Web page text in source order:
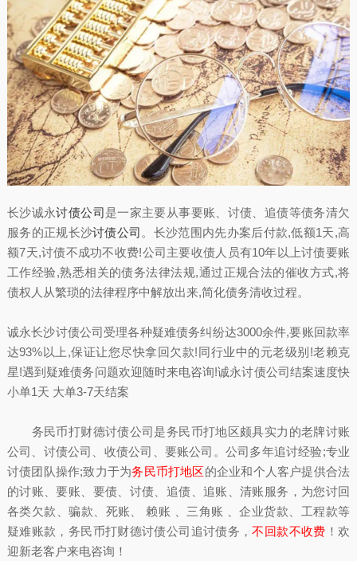
长沙诚永讨债公司是一家主要从事要账、讨债、追债等债务清欠
服务的正规长沙讨债公司 。长沙范围内先办案后付款,低额1天,高
额7天,讨债不成功不收费!公司主要收债人员有10年以上讨债要账
工作经验,熟悉相关的债务法律法规,通过正规合法的催收方式,将
债权人从繁琐的法律程序中解放出来,简化债务清收过程。
诚永长沙讨债公司受理各种疑难债务纠纷达3000余件,要账回款率
达93%以上,保证让您尽快拿回欠款!同行业中的元老级别!老赖克
星!遇到疑难债务问题欢迎随时来电咨询!诚永讨债公司结案速度快
小单1天 大单3-7天结案
务民币打财德讨债公司是务民币打地区颇具实力的老牌讨账
公司、讨债公司、收债公司、要账公司。公司多年追讨经验;专业
讨债团队操作;致力于为务民币打地区的企业和个人客户提供合法
的讨账、要账、要债、讨债、追债、追账、清账服务，为您讨回
各类欠款、骗款、死账、 赖账 、三角账 、企业货款、工程款等
疑难账款，务民币打财德讨债公司追讨债务，不回款不收费 ！欢
迎新老客户来电咨询！